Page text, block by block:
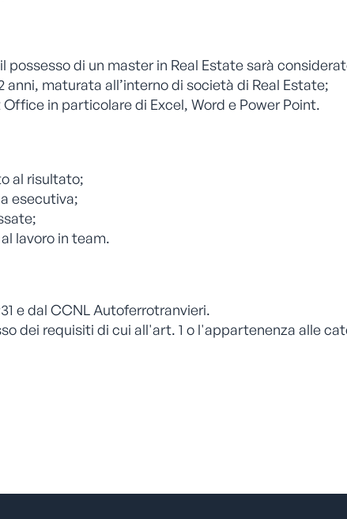
di un master in Real Estate sarà
maturata all’interno di società di Real Estate;
in particolare di Excel, Word e Power Point.
al risultato;
esecutiva;
lavoro in team.
e dal CCNL Autoferrotranvieri.
dei requisiti di cui all'art. 1 o l'appartenenza alle